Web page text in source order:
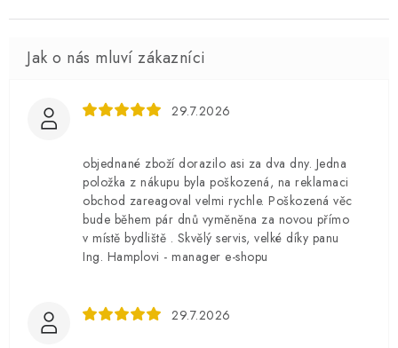
29.7.2026
objednané zboží dorazilo asi za dva dny. Jedna
položka z nákupu byla poškozená, na reklamaci
obchod zareagoval velmi rychle. Poškozená věc
bude během pár dnů vyměněna za novou přímo
v místě bydliště . Skvělý servis, velké díky panu
Ing. Hamplovi - manager e-shopu
29.7.2026